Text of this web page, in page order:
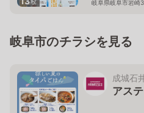
岐阜県岐阜市岩崎
岐阜市のチラシを見る
成城石
アス